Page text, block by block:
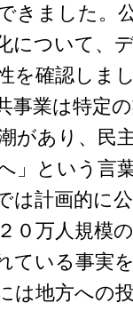
きました。
について、
を確認しま
事業は特定
があり、民
」という言
は計画的に
０万人規模
ている事実
は地方への